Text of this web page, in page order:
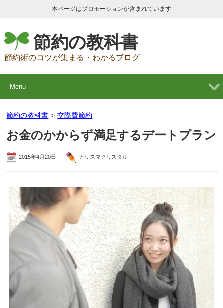
本ページはプロモーションが含まれています
節約の教科書
節約術のコツが集まる・わかるブログ
Menu
節約の教科書 > 交際費節約
お金のかからず満足するデートプラン
2015年4月20日 カリスマクリスタル